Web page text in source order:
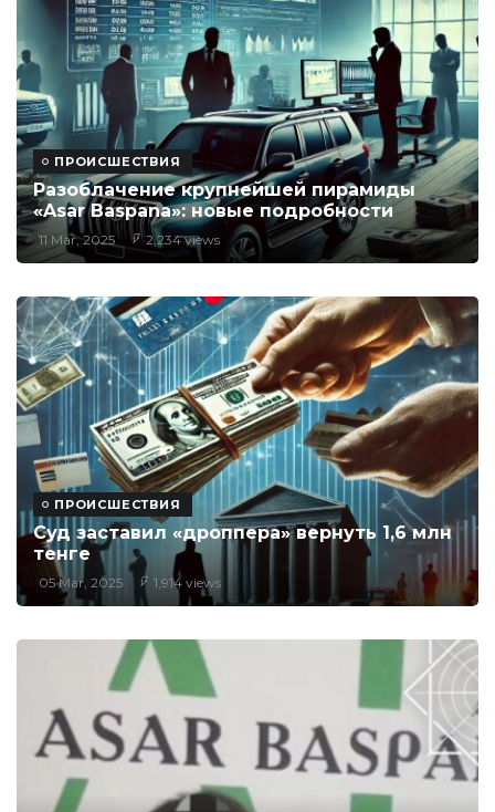
ПРОИСШЕСТВИЯ
Разоблачение крупнейшей пирамиды
«Asar Baspana»: новые подробности
11 Mar, 2025 2,234 views
ПРОИСШЕСТВИЯ
Суд заставил «дроппера» вернуть 1,6 млн
тенге
05 Mar, 2025 1,914 views